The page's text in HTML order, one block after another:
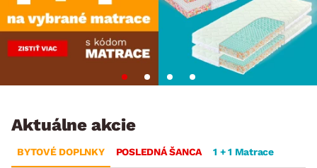
Aktuálne akcie
BYTOVÉ DOPLNKY POSLEDNÁ ŠANCA 1 + 1 Matrace